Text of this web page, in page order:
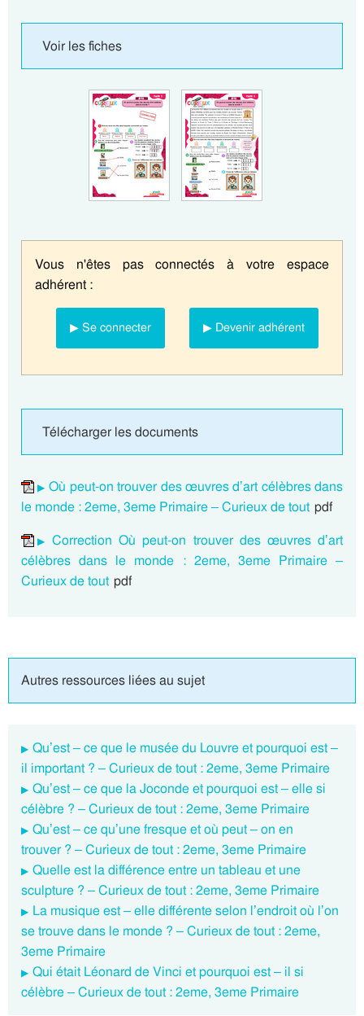
Voir les fiches
Vous n'êtes pas connectés à votre espace
adhérent :
▶ Se connecter ▶ Devenir adhérent
Télécharger les documents
Où peut-on trouver des œuvres d’art célèbres dans
le monde : 2eme, 3eme Primaire – Curieux de tout pdf
Correction Où peut-on trouver des œuvres d’art
célèbres dans le monde : 2eme, 3eme Primaire –
Curieux de tout pdf
Autres ressources liées au sujet
Qu’est – ce que le musée du Louvre et pourquoi est –
il important ? – Curieux de tout : 2eme, 3eme Primaire
Qu’est – ce que la Joconde et pourquoi est – elle si
célèbre ? – Curieux de tout : 2eme, 3eme Primaire
Qu’est – ce qu’une fresque et où peut – on en
trouver ? – Curieux de tout : 2eme, 3eme Primaire
Quelle est la différence entre un tableau et une
sculpture ? – Curieux de tout : 2eme, 3eme Primaire
La musique est – elle différente selon l’endroit où l’on
se trouve dans le monde ? – Curieux de tout : 2eme,
3eme Primaire
Qui était Léonard de Vinci et pourquoi est – il si
célèbre – Curieux de tout : 2eme, 3eme Primaire